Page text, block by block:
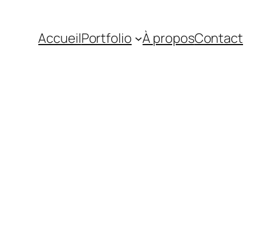
AccueilPortfolio À proposContact